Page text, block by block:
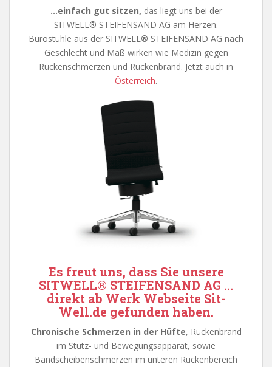
…einfach gut sitzen, das liegt uns bei der
SITWELL® STEIFENSAND AG am Herzen.
Bürostühle aus der SITWELL® STEIFENSAND AG nach
Geschlecht und Maß wirken wie Medizin gegen
Rückenschmerzen und Rückenbrand. Jetzt auch in
Österreich.
Es freut uns, dass Sie unsere
SITWELL® STEIFENSAND AG …
direkt ab Werk Webseite Sit-
Well.de gefunden haben.
Chronische Schmerzen in der Hüfte, Rückenbrand
im Stütz- und Bewegungsapparat, sowie
Bandscheibenschmerzen im unteren Rückenbereich